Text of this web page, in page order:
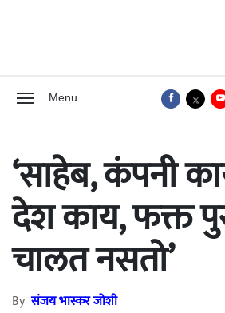
Menu
‘साहेब, कंपनी
देश काय, फक्त
चालत नसतो’
Byसंजय भास्कर जोशी